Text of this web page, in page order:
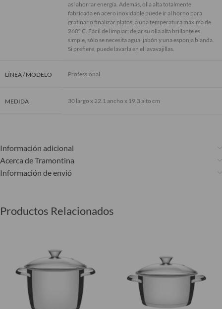
así ahorrar energía. Además, olla alta totalmente
fabricada en acero inoxidable puede ir al horno para
gratinar o finalizar platos, a una temperatura máxima de
260º C. Fácil de limpiar: dejar su olla alta brillante es
simple, sólo se necesita agua, jabón y una esponja blanda.
Si prefiere, puede lavarla en el lavavajillas.
LÍNEA / MODELO Professional
MEDIDA 30 largo x 22.1 ancho x 19.3 alto cm
Información adicional
Acerca de Tramontina
Información de envió
Productos Relacionados